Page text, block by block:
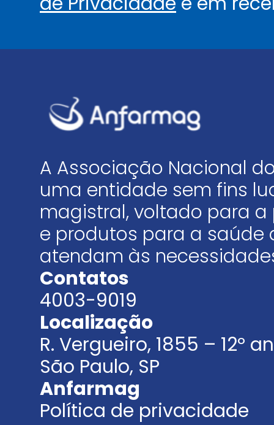
A Associação Nacional
uma entidade sem fins
magistral, voltado para
e produtos para a saúde
atendam às
Contatos
4003-9019
Localização
R. Vergueiro, 1855 – 12º
São Paulo, SP
Anfarmag
Política de privacidade